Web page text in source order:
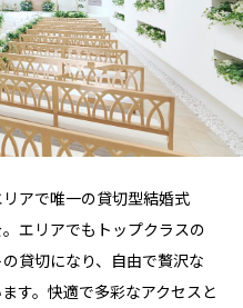
アで唯一の貸切型結婚式
エリアでもトップクラスの
貸切になり、自由で贅沢な
す。快適で多彩なアクセスと